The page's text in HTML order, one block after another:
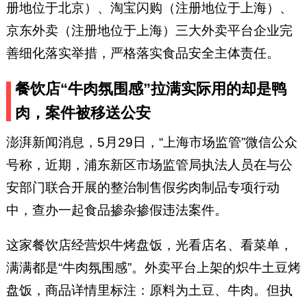
册地位于北京）、淘宝闪购（注册地位于上海）、
京东外卖（注册地位于上海）三大外卖平台企业完
善细化落实举措，严格落实食品安全主体责任。
餐饮店“牛肉氛围感”拉满实际用的却是鸭
肉，案件被移送公安
澎湃新闻消息，5月29日，“上海市场监管”微信公众
号称，近期，浦东新区市场监管局执法人员在与公
安部门联合开展的整治制售假劣肉制品专项行动
中，查办一起食品掺杂掺假违法案件。
这家餐饮店经营炽牛烤盘饭，光看店名、看菜单，
满满都是“牛肉氛围感”。外卖平台上架的炽牛土豆烤
盘饭，商品详情里标注：原料为土豆、牛肉。但执